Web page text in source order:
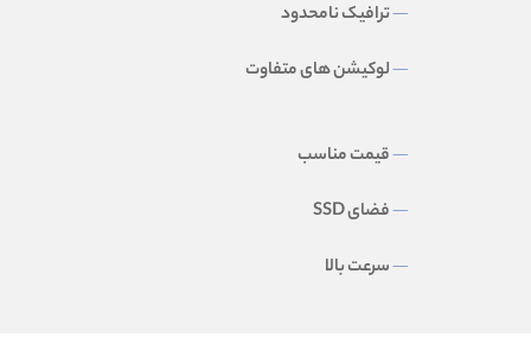
ترافیک نامحدود
لوکیشن های متفاوت
قیمت مناسب
فضای SSD
سرعت بالا